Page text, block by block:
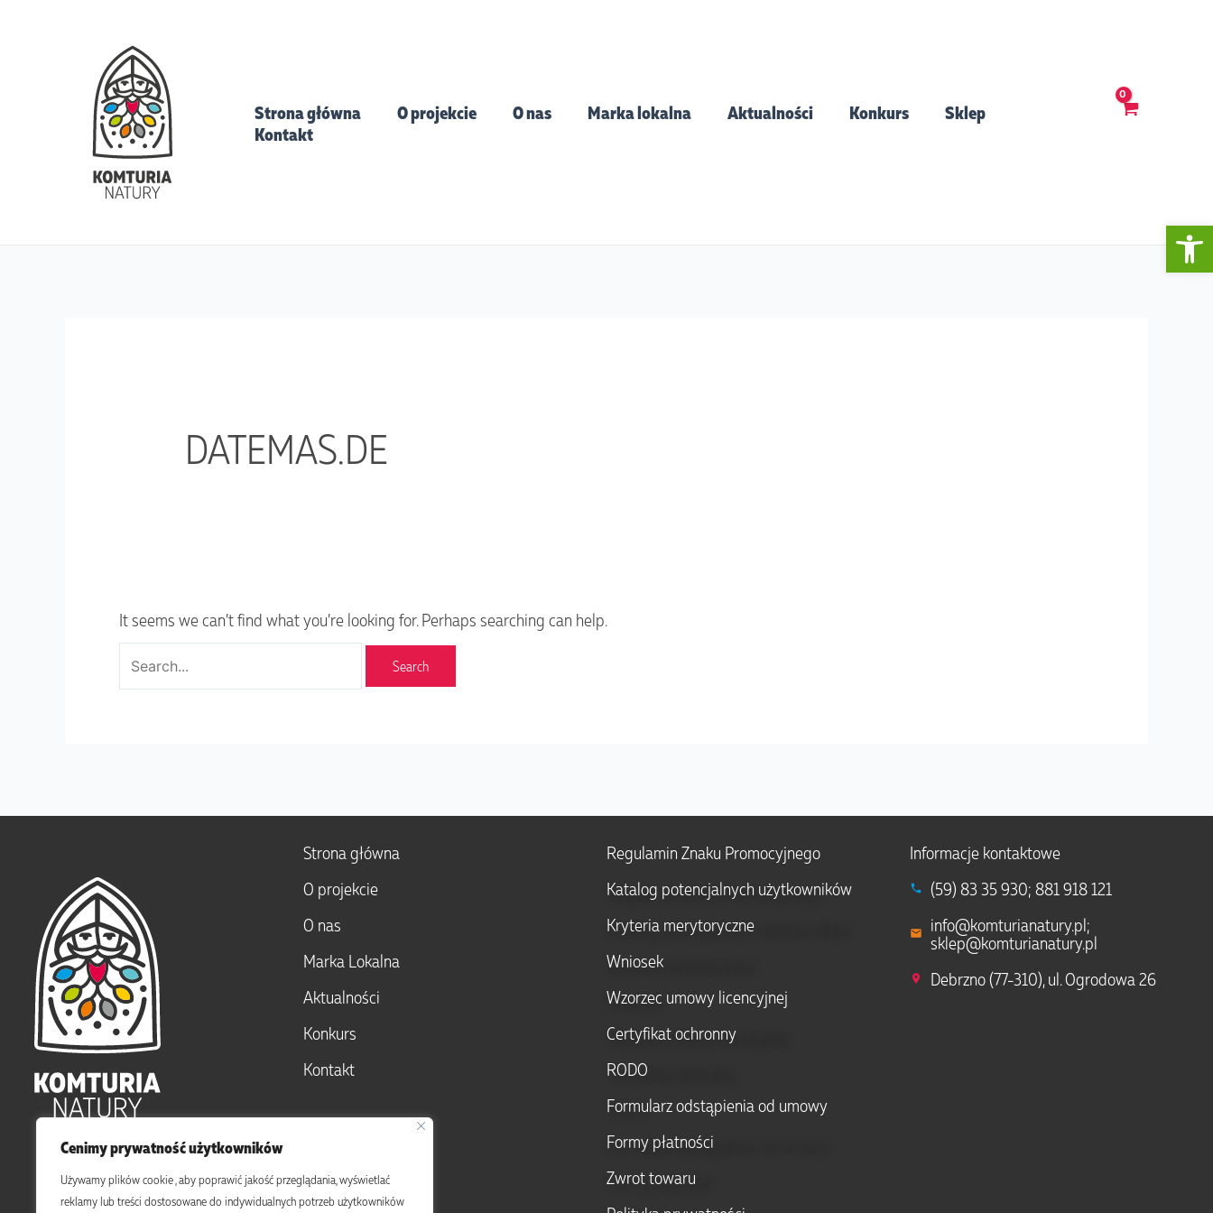
Cenimy prywatność użytkowników
Używamy plików cookie , aby poprawić jakość przeglądania, wyświetlać
reklamy lub treści dostosowane do indywidualnych potrzeb użytkowników
Strona główna O projekcie O nas Marka lokalna Aktualności Konkurs
Sklep
Kontakt
DATEMAS.DE
It seems we can’t find what you’re looking for. Perhaps searching can help.
Strona główna
O projekcie
O nas
Marka Lokalna
Aktualności
Konkurs
Kontakt
Regulamin Znaku Promocyjnego
Katalog potencjalnych użytkowników
Kryteria merytoryczne
Wniosek
Wzorzec umowy licencyjnej
Certyfikat ochronny
RODO
Formularz odstąpienia od umowy
Formy płatności
Zwrot towaru
Informacje kontaktowe
(59) 83 35 930; 881 918 121
info@komturianatury.pl;
sklep@komturianatury.pl
Debrzno (77-310), ul. Ogrodowa 26